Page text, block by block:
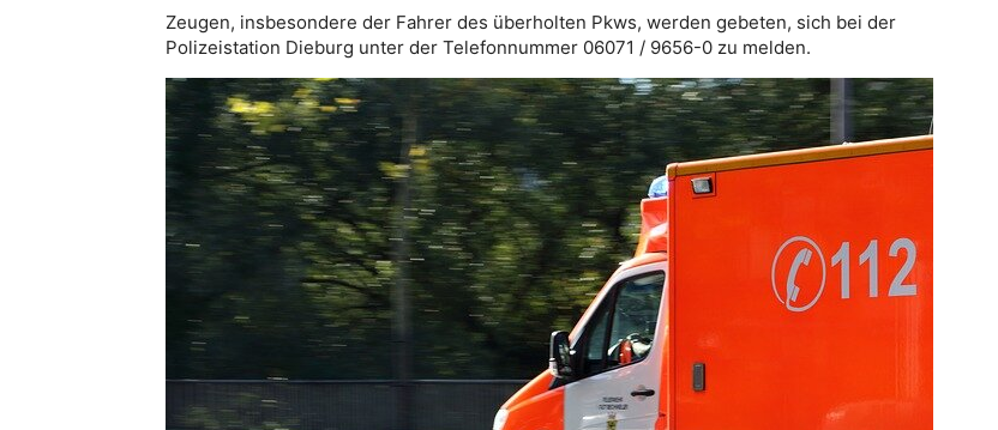
Zeugen, insbesondere der Fahrer des überholten Pkws, werden gebeten, sich bei der
Polizeistation Dieburg unter der Telefonnummer 06071 / 9656-0 zu melden.